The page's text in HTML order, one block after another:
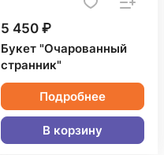
5 450 ₽
Букет "Очарованный
странник"
Подробнее
В корзину